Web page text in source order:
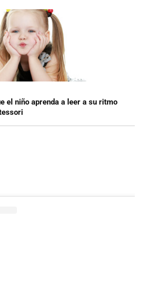
el niño aprenda a leer a su ritmo